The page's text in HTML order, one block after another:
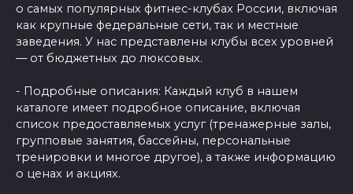
о самых популярных фитнес-клубах России, включая
как крупные федеральные сети, так и местные
заведения. У нас представлены клубы всех уровней
— от бюджетных до люксовых.
- Подробные описания: Каждый клуб в нашем
каталоге имеет подробное описание, включая
список предоставляемых услуг (тренажерные залы,
групповые занятия, бассейны, персональные
тренировки и многое другое), а также информацию
о ценах и акциях.